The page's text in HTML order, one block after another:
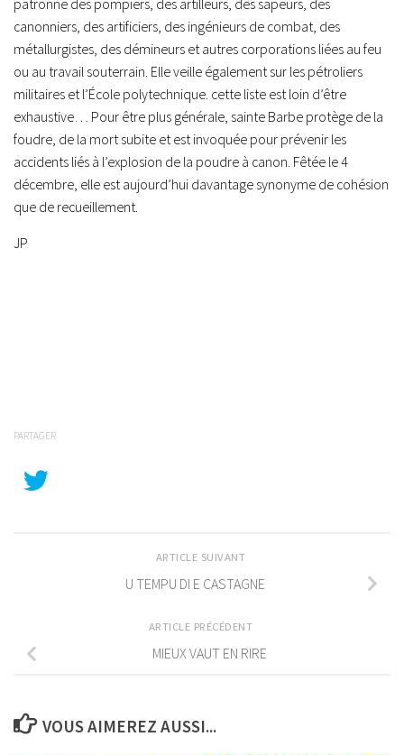
canonniers, des artificiers, des ingénieurs de combat, des
métallurgistes, des démineurs et autres corporations liées au feu
ou au travail souterrain. Elle veille également sur les pétroliers
militaires et l’École polytechnique. cette liste est loin d’être
exhaustive… Pour être plus générale, sainte Barbe protège de la
foudre, de la mort subite et est invoquée pour prévenir les
accidents liés à l’explosion de la poudre à canon. Fêtée le 4
décembre, elle est aujourd’hui davantage synonyme de cohésion
que de recueillement.
JP
PARTAGER
ARTICLE SUIVANT
U TEMPU DI E CASTAGNE
ARTICLE PRÉCÉDENT
MIEUX VAUT EN RIRE
VOUS AIMEREZ AUSSI...